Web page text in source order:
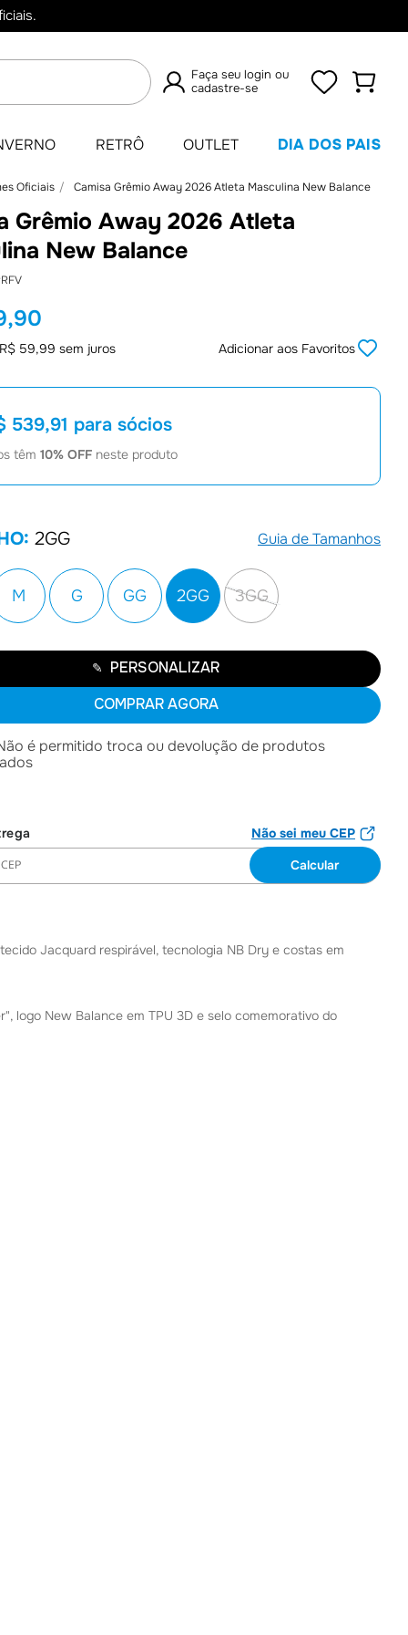
Faça seu login ou
cadastre-se
RETRÔ OUTLET DIA DOS PAIS
Oficiais Camisa Grêmio Away 2026 Atleta Masculina New Balance
Grêmio Away 2026 Atleta
New Balance
,90
R$ 59,99 sem juros Adicionar aos Favoritos
539,91 para sócios
têm10% OFF neste produto
2GG Guia de Tamanhos
M G GG 2GG 3GG
✎ PERSONALIZAR
COMPRAR AGORA
é permitido troca ou devolução de produtos
Não sei meu CEP
Jacquard respirável, tecnologia NB Dry e costas em
logo New Balance em TPU 3D e selo comemorativo do
TERMOS
BUSCADOS
7º
Joias
8º Moletom